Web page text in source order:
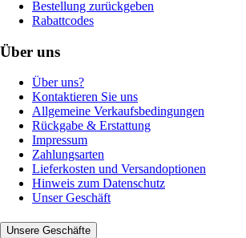
Bestellung zurückgeben
Rabattcodes
Über uns
Über uns?
Kontaktieren Sie uns
Allgemeine Verkaufsbedingungen
Rückgabe & Erstattung
Impressum
Zahlungsarten
Lieferkosten und Versandoptionen
Hinweis zum Datenschutz
Unser Geschäft
Unsere Geschäfte